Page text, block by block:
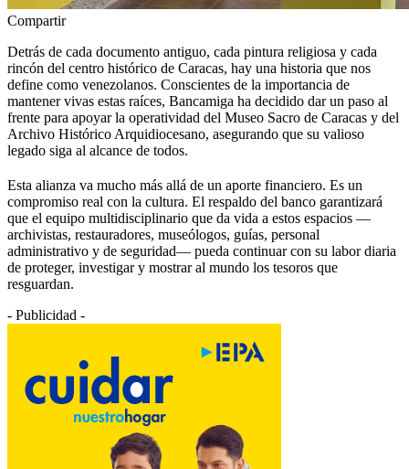
Compartir
Detrás de cada documento antiguo, cada pintura religiosa y cada
rincón del centro histórico de Caracas, hay una historia que nos
define como venezolanos. Conscientes de la importancia de
mantener vivas estas raíces, Bancamiga ha decidido dar un paso al
frente para apoyar la operatividad del Museo Sacro de Caracas y del
Archivo Histórico Arquidiocesano, asegurando que su valioso
legado siga al alcance de todos.
Esta alianza va mucho más allá de un aporte financiero. Es un
compromiso real con la cultura. El respaldo del banco garantizará
que el equipo multidisciplinario que da vida a estos espacios —
archivistas, restauradores, museólogos, guías, personal
administrativo y de seguridad— pueda continuar con su labor diaria
de proteger, investigar y mostrar al mundo los tesoros que
resguardan.
- Publicidad -